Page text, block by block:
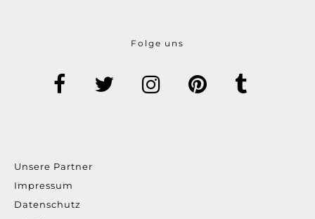
Folge uns
Unsere Partner
Impressum
Datenschutz